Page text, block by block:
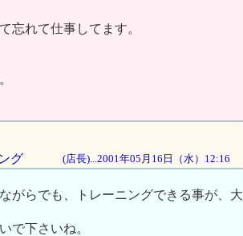
忘れて仕事してます。
グ (店長)...2001年05月16日（水）12:16
がらでも、トレーニングできる事が、大
で下さいね。